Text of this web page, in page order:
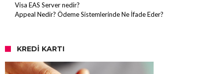
Visa EAS Server nedir?
Appeal Nedir? Ödeme Sistemlerinde Ne İfade Eder?
KREDI KARTI